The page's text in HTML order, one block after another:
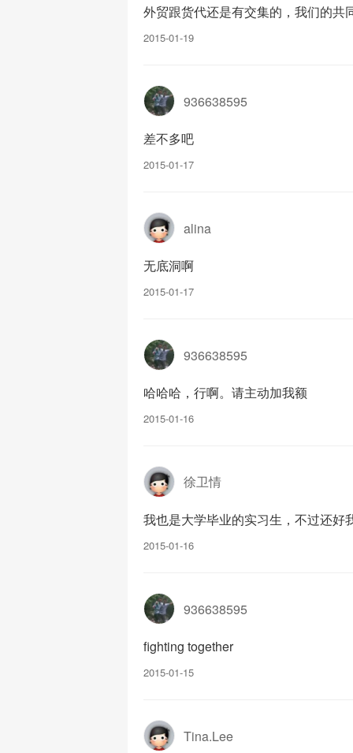
外贸跟货代还是有交集的，我们的共
2015-01-19
936638595
差不多吧
2015-01-17
alina
无底洞啊
2015-01-17
936638595
哈哈哈，行啊。请主动加我额
2015-01-16
徐卫情
我也是大学毕业的实习生，不过还好
2015-01-16
936638595
fighting together
2015-01-15
Tina.Lee